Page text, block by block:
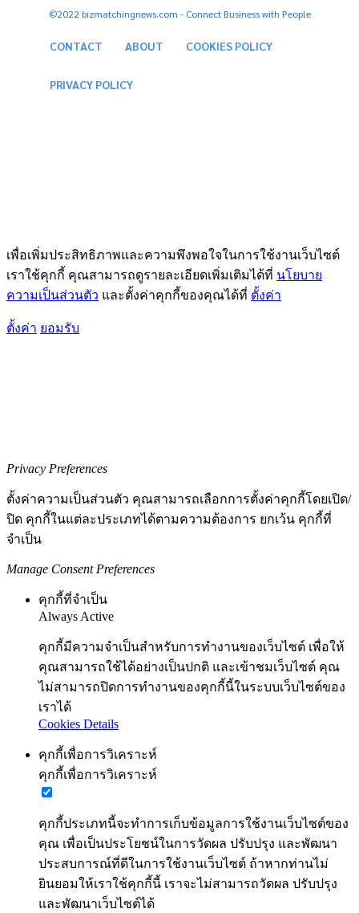
©2022 bizmatchingnews.com - Connect Business with People
CONTACT ABOUT COOKIES POLICY
PRIVACY POLICY
เพื่อเพิ่มประสิทธิภาพและความพึงพอใจในการใช้งานเว็บไซต์
เราใช้คุกกี้ คุณสามารถดูรายละเอียดเพิ่มเติมได้ที่ นโยบาย
ความเป็นส่วนตัว และตั้งค่าคุกกี้ของคุณได้ที่ ตั้งค่า
ตั้งค่า ยอมรับ
Privacy Preferences
ตั้งค่าความเป็นส่วนตัว คุณสามารถเลือกการตั้งค่าคุกกี้โดยเปิด/
ปิด คุกกี้ในแต่ละประเภทได้ตามความต้องการ ยกเว้น คุกกี้ที่
จำเป็น
Manage Consent Preferences
คุกกี้ที่จำเป็น
Always Active
คุกกี้มีความจำเป็นสำหรับการทำงานของเว็บไซต์ เพื่อให้
คุณสามารถใช้ได้อย่างเป็นปกติ และเข้าชมเว็บไซต์ คุณ
ไม่สามารถปิดการทำงานของคุกกี้นี้ในระบบเว็บไซต์ของ
เราได้
Cookies Details
คุกกี้เพื่อการวิเคราะห์
คุกกี้เพื่อการวิเคราะห์
คุกกี้ประเภทนี้จะทำการเก็บข้อมูลการใช้งานเว็บไซต์ของ
คุณ เพื่อเป็นประโยชน์ในการวัดผล ปรับปรุง และพัฒนา
ประสบการณ์ที่ดีในการใช้งานเว็บไซต์ ถ้าหากท่านไม่
ยินยอมให้เราใช้คุกกี้นี้ เราจะไม่สามารถวัดผล ปรับปรุง
และพัฒนาเว็บไซต์ได้